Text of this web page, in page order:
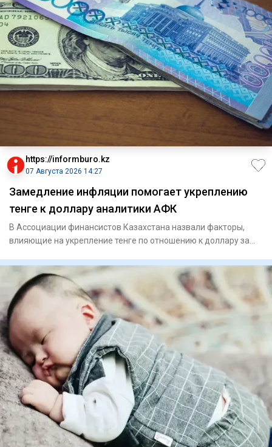
https://informburo.kz
07 Августа 2026 14:27
Замедление инфляции помогает укреплению
тенге к доллару аналитики АФК
В Ассоциации финансистов Казахстана назвали факторы,
влияющие на укрепление тенге по отношению к доллару за